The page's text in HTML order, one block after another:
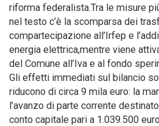
riforma federalista.Tra le misure
nel testo c’è la scomparsa dei
compartecipazione all’Irfep e
energia elettrica,mentre viene
del Comune all’Iva e al fondo
Gli effetti immediati sul bilancio
riducono di circa 9 mila euro: la
l’avanzo di parte corrente
conto capitale pari a 1.039.500